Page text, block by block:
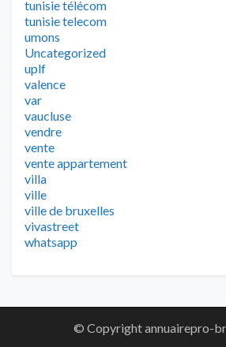
tunisie télécom
tunisie telecom
umons
Uncategorized
uplf
valence
var
vaucluse
vendre
vente
vente appartement
villa
ville
ville de bruxelles
vivastreet
whatsapp
© Copyright annuairepro-